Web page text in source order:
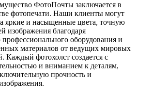
ФотоПочты заключается в
фотопечати. Наши клиенты могут
яркие и насыщенные цвета, точную
изображения благодаря
оборудования и
материалов от ведущих мировых
Каждый фотохолст создается с
и вниманием к деталям,
прочность и